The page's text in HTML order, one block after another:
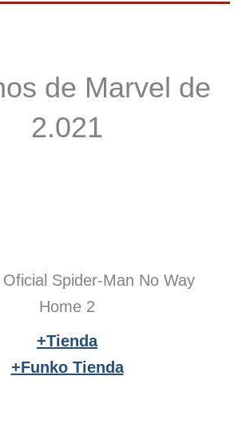
de Marvel de
2.021
+Tienda
+Funko Tienda